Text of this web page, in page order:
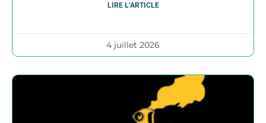
LIRE L’ARTICLE
4 juillet 2026